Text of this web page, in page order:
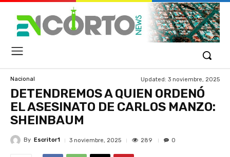
Nacional Updated: 3 noviembre, 2025
DETENDREMOS A QUIEN ORDENÓ
EL ASESINATO DE CARLOS MANZO:
SHEINBAUM
By Escritor1 3 noviembre, 2025 289 0